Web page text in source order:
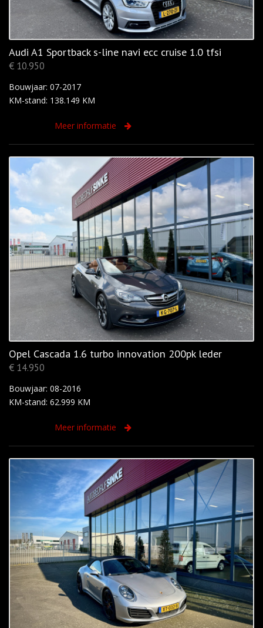
Audi A1 Sportback s-line navi ecc cruise 1.0 tfsi
€ 10.950
Bouwjaar: 07-2017
KM-stand: 138.149 KM
Meer informatie
Opel Cascada 1.6 turbo innovation 200pk leder
€ 14.950
Bouwjaar: 08-2016
KM-stand: 62.999 KM
Meer informatie